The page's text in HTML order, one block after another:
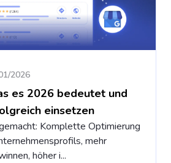
2026
es 2026 bedeutet und
einsetzen
Komplette Optimierung
mehr
höher i...